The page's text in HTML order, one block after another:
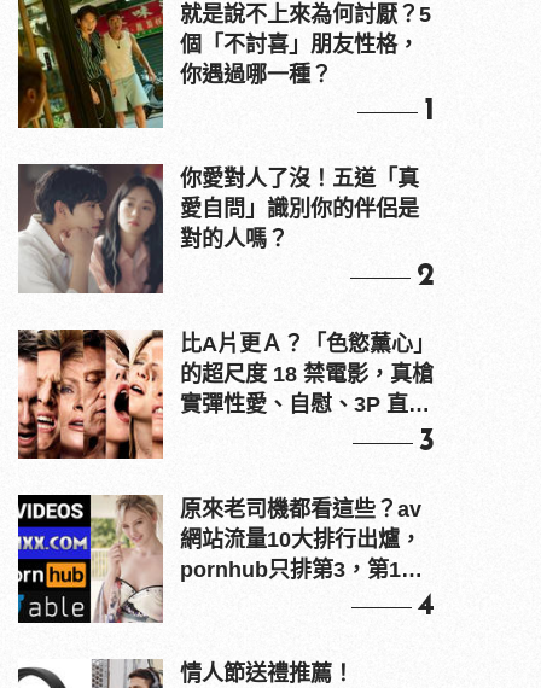
就是說不上來為何討厭？5
個「不討喜」朋友性格，
你遇過哪一種？
1
你愛對人了沒！五道「真
愛自問」識別你的伴侶是
對的人嗎？
2
比A片更Ａ？「色慾薰心」
的超尺度 18 禁電影，真槍
實彈性愛、自慰、3P 直接
3
原來老司機都看這些？av
網站流量10大排行出爐，
pornhub只排第3，第1名
4
情人節送禮推薦！